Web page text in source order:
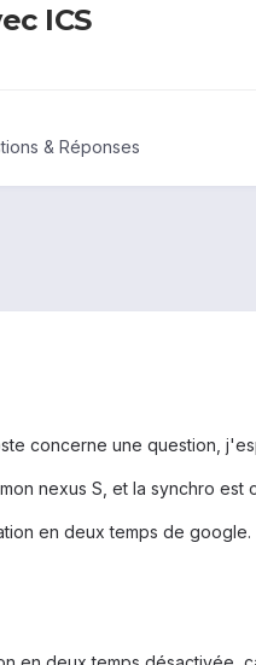
ICS
& Réponses
concerne une question,
nexus S, et la synchro est
en deux temps de google.